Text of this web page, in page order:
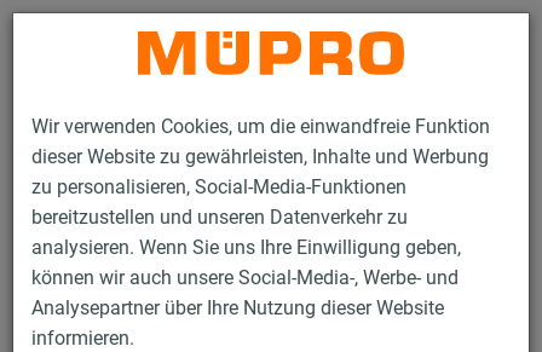
Wir verwenden Cookies, um die einwandfreie Funktion
dieser Website zu gewährleisten, Inhalte und Werbung
zu personalisieren, Social-Media-Funktionen
bereitzustellen und unseren Datenverkehr zu
analysieren. Wenn Sie uns Ihre Einwilligung geben,
können wir auch unsere Social-Media-, Werbe- und
Analysepartner über Ihre Nutzung dieser Website
informieren.
Kontakt
Produkte Befestigungstechnik
Schallschutz
Installationsschienen mit Schalldämmung
DÄMMGULAST® Schienenprofile